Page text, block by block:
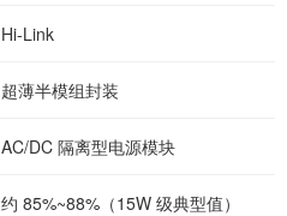
Hi-Link
超薄半模组封装
AC/DC 隔离型电源模块
约 85%~88%（15W 级典型值）